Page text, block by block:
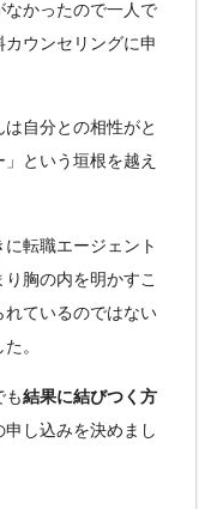
なかったので一人で
ウンセリングに申
自分との相性がと
という垣根を越え
転職エージェント
胸の内を明かすこ
れているのではない
。
も結果に結びつく方
し込みを決めまし